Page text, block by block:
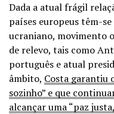
Dada a atual frágil
países europeus têm-
ucraniano, movimento
de relevo, tais como
português e atual
âmbito, Costa garantiu
sozinho” e que
alcançar uma “paz